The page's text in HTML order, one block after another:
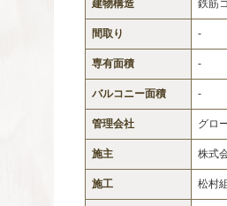
建物構造 鉄筋
間取り -
専有面積 -
バルコニー面積 -
管理会社 グロ
施主 株式
施工 松村